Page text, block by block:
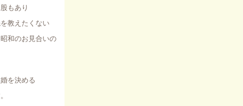
もあり
教えたくない
和のお見合いの
を決める